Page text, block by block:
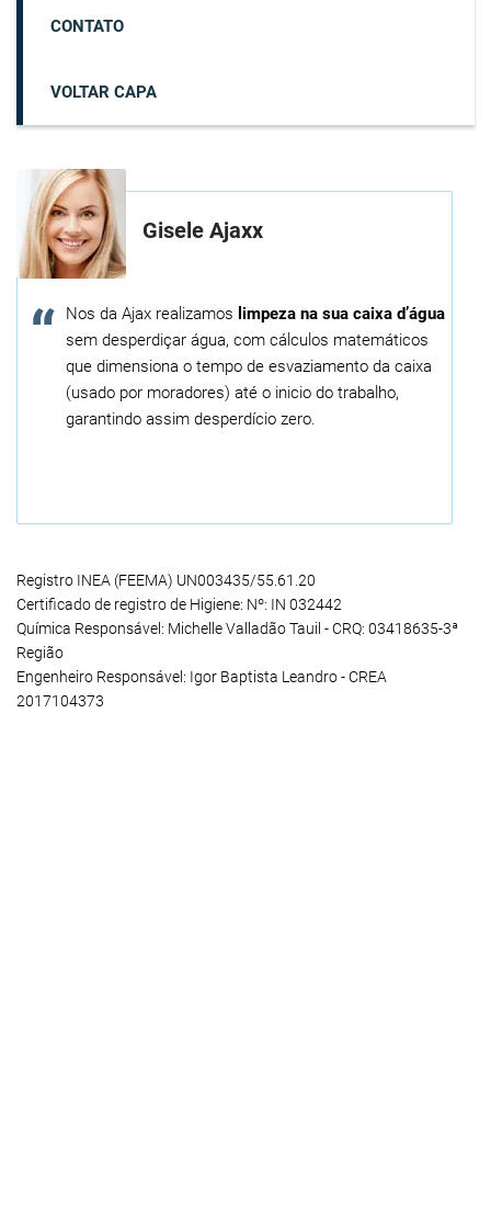
CONTATO
VOLTAR CAPA
Gisele Ajaxx
Nos da Ajax realizamos limpeza na sua caixa d’água
sem desperdiçar água, com cálculos matemáticos
que dimensiona o tempo de esvaziamento da caixa
(usado por moradores) até o inicio do trabalho,
garantindo assim desperdício zero.
Registro INEA (FEEMA) UN003435/55.61.20
Certificado de registro de Higiene: Nº: IN 032442
Química Responsável: Michelle Valladão Tauil - CRQ: 03418635-3ª
Região
Engenheiro Responsável: Igor Baptista Leandro - CREA
2017104373